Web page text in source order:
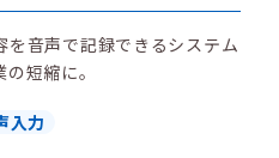
を音声で記録できるシステム
短縮に。
入力